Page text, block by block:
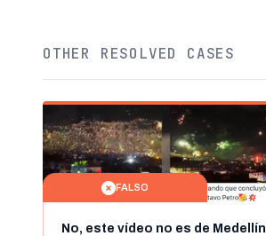
OTHER RESOLVED CASES
FALSO
No, este vídeo no es de Medellín